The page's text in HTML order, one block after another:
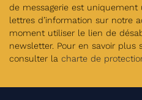
de messagerie est uniquement
lettres d’information sur notre
moment utiliser le lien de
newsletter. Pour en savoir plus
consulter la charte de